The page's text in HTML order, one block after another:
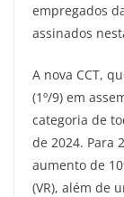
empregados
assinados
A nova CCT,
(1º/9) em
categoria de
de 2024. Para
aumento de
(VR), além de